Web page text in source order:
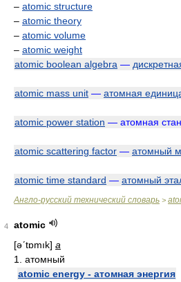
– atomic structure
– atomic theory
– atomic volume
– atomic weight
atomic boolean algebra —
atomic mass unit — атомная
atomic power station — атомная
atomic scattering factor — атомный
atomic time standard — атомный
Англо-русский технический словарь >
4
atomic
[əʹtɒmık] a
1. атомный
atomic energy - атомная энергия